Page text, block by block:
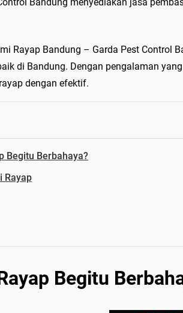
Rayap Bandung – Garda Pest Control
di Bandung. Dengan pengalaman
dengan efektif.
Begitu Berbahaya?
Rayap
Begitu